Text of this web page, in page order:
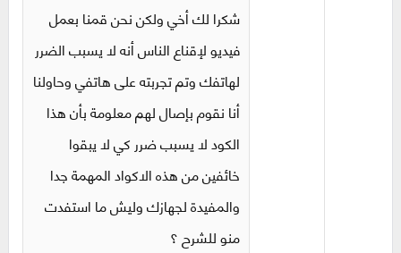
شكرا لك أخي ولكن نحن قمنا بعمل
فيديو لإقناع الناس أنه لا يسبب الضرر
لهاتفك وتم تجربته على هاتفي وحاولنا
أنا نقوم بإصال لهم معلومة بأن هذا
الكود لا يسبب ضرر كي لا يبقوا
خائفين من هذه الاكواد المهمة جدا
والمفيدة لجهازك وليش ما استفدت
منو للشرح ؟